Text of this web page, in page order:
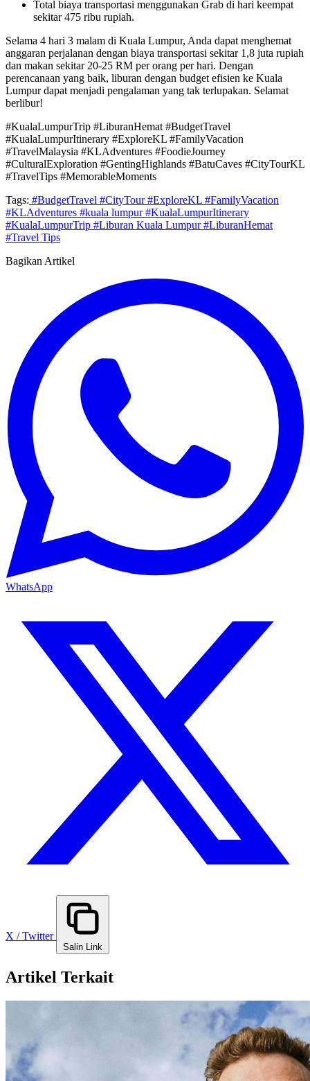
Total biaya transportasi menggunakan Grab di hari keempat
sekitar 475 ribu rupiah.
Selama 4 hari 3 malam di Kuala Lumpur, Anda dapat menghemat
anggaran perjalanan dengan biaya transportasi sekitar 1,8 juta rupiah
dan makan sekitar 20-25 RM per orang per hari. Dengan
perencanaan yang baik, liburan dengan budget efisien ke Kuala
Lumpur dapat menjadi pengalaman yang tak terlupakan. Selamat
berlibur!
#KualaLumpurTrip #LiburanHemat #BudgetTravel
#KualaLumpurItinerary #ExploreKL #FamilyVacation
#TravelMalaysia #KLAdventures #FoodieJourney
#CulturalExploration #GentingHighlands #BatuCaves #CityTourKL
#TravelTips #MemorableMoments
Tags: #BudgetTravel #CityTour#ExploreKL #FamilyVacation
#KLAdventures #kuala lumpur#KualaLumpurItinerary
#KualaLumpurTrip #Liburan Kuala Lumpur#LiburanHemat
#Travel Tips
Bagikan Artikel
WhatsApp
X / Twitter
Salin Link
Artikel Terkait